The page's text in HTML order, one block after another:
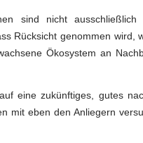
sind nicht ausschließlich
Rücksicht genommen wird,
Ökosystem an
eine zukünftiges, gutes
mit eben den Anliegern